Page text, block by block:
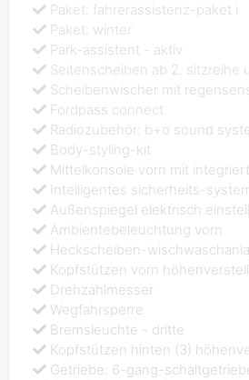
Paket: fahrerassistenz-paket i
Paket: winter
Park-assistent - aktiv
Seitenscheiben ab 2. sitzreihe
Scheibenwischer mit
Fordpass connect
Radiozubehör: b+o sound
Body-styling-kit
Mittelkonsole vorn mit
Intelligentes sicherheits-
Außenspiegel elektrisch
Ambientebeleuchtung vorn
Heckscheiben-
Kopfstützen vorn
Drehzahlmesser
Wegfahrsperre
Bremsleuchte - dritte
Kopfstützen hinten (3)
Getriebe: 6-gang-